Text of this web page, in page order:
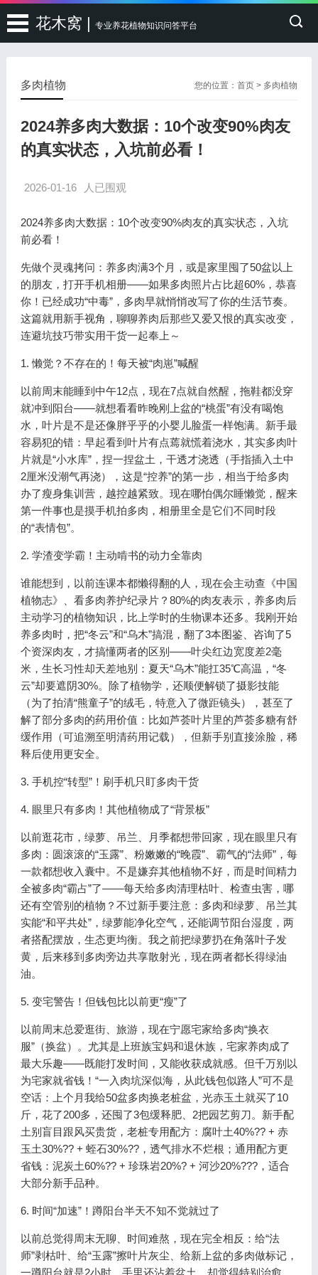
花木窝 | 专业养花植物知识问答平台
您的位置：首页 > 多肉植物
多肉植物
2024养多肉大数据：10个改变90%肉友
的真实状态，入坑前必看！
2026-01-16 人已围观
2024养多肉大数据：10个改变90%肉友的真实状态，入坑
前必看！
先做个灵魂拷问：养多肉满3个月，或是家里囤了50盆以上
的朋友，打开手机相册——如果多肉照片占比超60%，恭喜
你！已经成功“中毒”，多肉早就悄悄改写了你的生活节奏。
这篇就用新手视角，聊聊养肉后那些又爱又恨的真实改变，
连避坑技巧带实用干货一起奉上～
1. 懒觉？不存在的！每天被“肉崽”喊醒
以前周末能睡到中午12点，现在7点就自然醒，拖鞋都没穿
就冲到阳台——就想看看昨晚刚上盆的“桃蛋”有没有喝饱
水，叶片是不是还像胖乎乎的小婴儿脸蛋一样饱满。新手最
容易犯的错：早起看到叶片有点蔫就慌着浇水，其实多肉叶
片就是“小水库”，捏一捏盆土，干透才浇透（手指插入土中
2厘米没潮气再浇），这是“控养”的第一步，相当于给多肉
办了瘦身集训营，越控越紧致。现在哪怕偶尔睡懒觉，醒来
第一件事也是摸手机拍多肉，相册里全是它们不同时段
的“表情包”。
2. 学渣变学霸！主动啃书的动力全靠肉
谁能想到，以前连课本都懒得翻的人，现在会主动查《中国
植物志》、看多肉养护纪录片？80%的肉友表示，养多肉后
主动学习的植物知识，比上学时的生物课本还多。我刚开始
养多肉时，把“冬云”和“乌木”搞混，翻了3本图鉴、咨询了5
个资深肉友，才搞懂两者的区别——叶尖红边宽度差2毫
米，生长习性却天差地别：夏天“乌木”能扛35℃高温，“冬
云”却要遮阴30%。除了植物学，还顺便解锁了摄影技能
（为了拍清“熊童子”的绒毛，特意入了微距镜头），甚至了
解了部分多肉的药用价值：比如芦荟叶片里的芦荟多糖有舒
缓作用（可追溯至明清药用记载），但新手别直接涂脸，稀
释后使用更安全。
3. 手机控“转型”！刷手机只盯多肉干货
4. 眼里只有多肉！其他植物成了“背景板”
以前逛花市，绿萝、吊兰、月季都想带回家，现在眼里只有
多肉：圆滚滚的“玉露”、粉嫩嫩的“晚霞”、霸气的“法师”，每
一款都想收入囊中。不是嫌弃其他植物不好，而是时间精力
全被多肉“霸占”了——每天给多肉清理枯叶、检查虫害，哪
还有空管别的植物？不过新手要注意：多肉和绿萝、吊兰其
实能“和平共处”，绿萝能净化空气，还能调节阳台湿度，两
者搭配摆放，生态更均衡。我之前把绿萝扔在角落叶子发
黄，后来移到多肉旁边共享散射光，现在两者都长得绿油
油。
5. 变宅警告！但钱包比以前更“瘦”了
以前周末总爱逛街、旅游，现在宁愿宅家给多肉“换衣
服”（换盆）。尤其是上班族宝妈和退休族，宅家养肉成了
最大乐趣——既能打发时间，又能收获成就感。但千万别以
为宅家就省钱！“一入肉坑深似海，从此钱包似路人”可不是
空话：上个月我给50盆多肉换老桩盆，光赤玉土就买了10
斤，花了200多，还囤了3包缓释肥、2把园艺剪刀。新手配
土别盲目跟风买贵货，老桩专用配方：腐叶土40%?? + 赤
玉土30%?? + 蛭石30%??，透气排水不烂根；通用配方更
省钱：泥炭土60%?? + 珍珠岩20%? + 河沙20%???，适合
大部分新手品种。
6. 时间“加速”！蹲阳台半天不知不觉就过了
以前总觉得周末无聊、时间难熬，现在完全相反：给“法
师”剥枯叶、给“玉露”擦叶片灰尘、给新上盆的多肉做标记，
一蹲阳台就是2小时，手里还沾着盆土，却觉得特别治愈。